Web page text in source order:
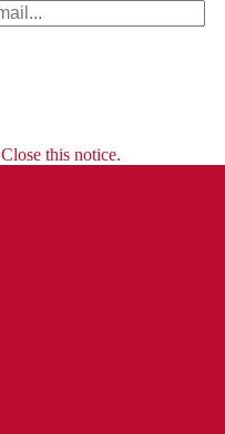
Close this notice.